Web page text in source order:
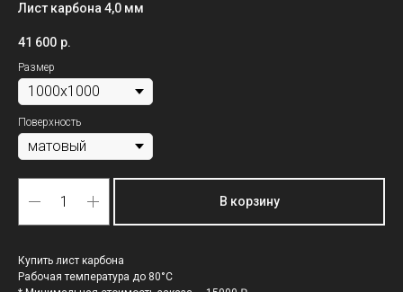
Лист карбона 4,0 мм
41 600 р.
Размер
Поверхность
В корзину
Купить лист карбона
Рабочая температура до 80°C